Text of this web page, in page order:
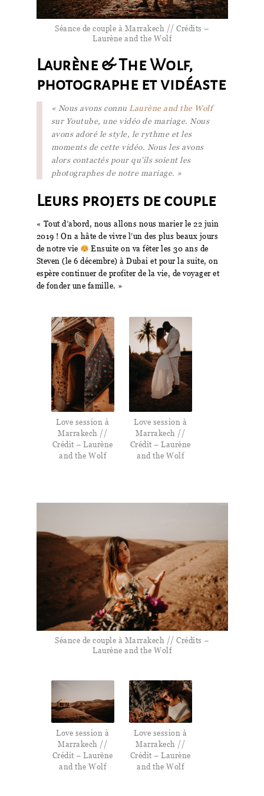
Séance de couple à Marrakech // Crédits –
Laurène and the Wolf
Laurène & The Wolf,
photographe et vidéaste
« Nous avons connu Laurène and the Wolf
sur Youtube, une vidéo de mariage. Nous
avons adoré le style, le rythme et les
moments de cette vidéo. Nous les avons
alors contactés pour qu’ils soient les
photographes de notre mariage. »
Leurs projets de couple
« Tout d’abord, nous allons nous marier le 22 juin
2019 ! On a hâte de vivre l’un des plus beaux jours
de notre vie
Ensuite on va fêter les 30 ans de
Steven (le 6 décembre) à Dubai et pour la suite, on
espère continuer de profiter de la vie, de voyager et
de fonder une famille. »
Love session à
Marrakech //
Crédit – Laurène
and the Wolf
Love session à
Marrakech //
Crédit – Laurène
and the Wolf
Séance de couple à Marrakech // Crédits –
Laurène and the Wolf
Love session à
Marrakech //
Crédit – Laurène
and the Wolf
Love session à
Marrakech //
Crédit – Laurène
and the Wolf